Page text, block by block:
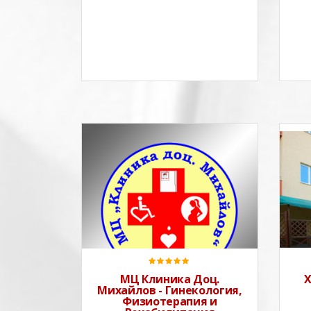
МЦ Клиника Доц.
Михайлов - Гинекология,
Физиотерапия и